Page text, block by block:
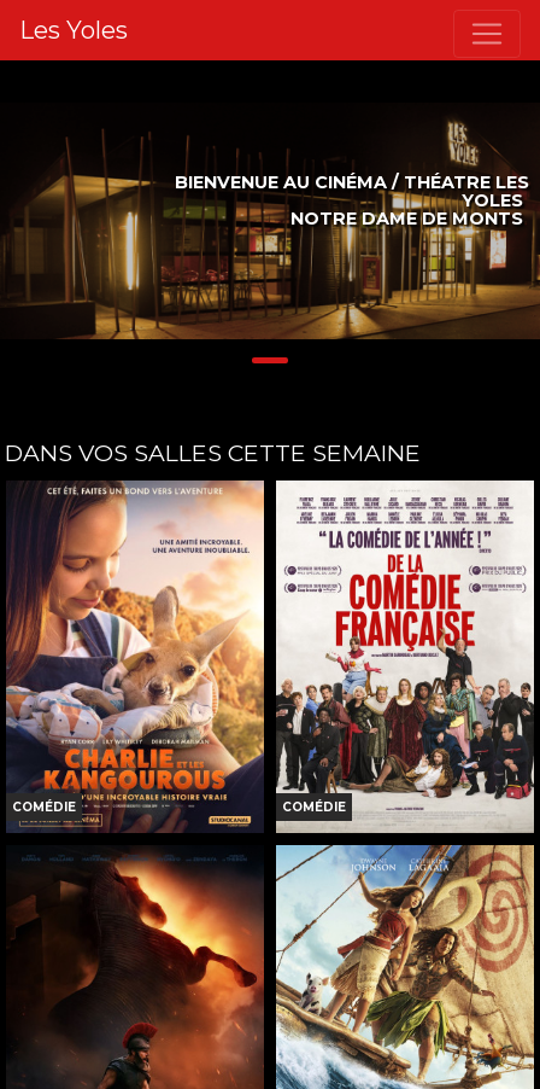
Les Yoles
BIENVENUE AU CINÉMA / THÉATRE LES
YOLES
NOTRE DAME DE MONTS
DANS VOS SALLES CETTE SEMAINE
COMÉDIE
CHARLIE ET LES KANGOUROUS
Horaires et Infos
Bande-annonce
TOUT PUBLIC
VF
COMÉDIE
DE LA COMÉDIE-FRANÇAISE
Horaires et Infos
Bande-annonce
Réservation
TOUT PUBLIC
VF